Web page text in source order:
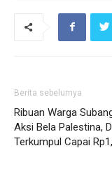
Berita sebelumya
Ribuan Warga
Aksi Bela Palestina,
Terkumpul Capai